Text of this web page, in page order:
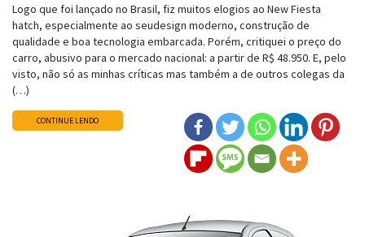
Logo que foi lançado no Brasil, fiz muitos elogios ao New Fiesta
hatch, especialmente ao seudesign moderno, construção de
qualidade e boa tecnologia embarcada. Porém, critiquei o preço do
carro, abusivo para o mercado nacional: a partir de R$ 48.950. E, pelo
visto, não só as minhas críticas mas também a de outros colegas da
(…)
CONTINUE LENDO